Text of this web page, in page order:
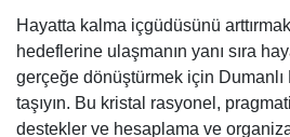
Hayatta kalma içgüdüsünü
hedeflerine ulaşmanın yanı sıra
gerçeğe dönüştürmek için Dumanlı
taşıyın. Bu kristal rasyonel,
destekler ve hesaplama ve